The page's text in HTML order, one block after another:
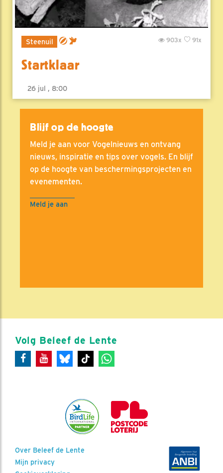
Steenuil 91x
903x
Startklaar
26 jul , 8:00
Blijf op de hoogte
Meld je aan voor Vogelnieuws en ontvang
nieuws, inspiratie en tips over vogels. En blijf
op de hoogte van beschermingsprojecten en
evenementen.
Meld je aan
Volg Beleef de Lente
Over Beleef de Lente
Mijn privacy